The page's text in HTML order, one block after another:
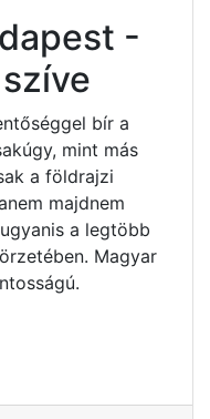
-
bír a
mint más
a földrajzi
majdnem
a legtöbb
Magyar